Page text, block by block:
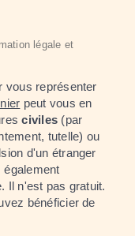
légale et
vous représenter
peut vous en
civiles (par
tutelle) ou
d'un étranger
également
Il n'est pas gratuit.
bénéficier de